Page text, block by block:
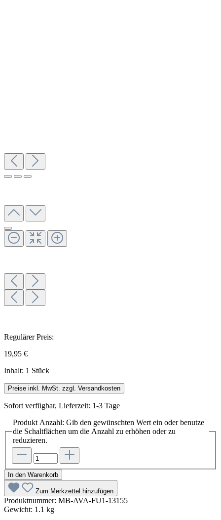
Regulärer Preis:
19,95 €
Inhalt: 1 Stück
Preise inkl. MwSt. zzgl. Versandkosten
Sofort verfügbar, Lieferzeit: 1-3 Tage
Produkt Anzahl: Gib den gewünschten Wert ein oder benutze
die Schaltflächen um die Anzahl zu erhöhen oder zu
reduzieren.
In den Warenkorb
Zum Merkzettel hinzufügen
Produktnummer: MB-AVA-FU1-13155
Gewicht: 1.1 kg